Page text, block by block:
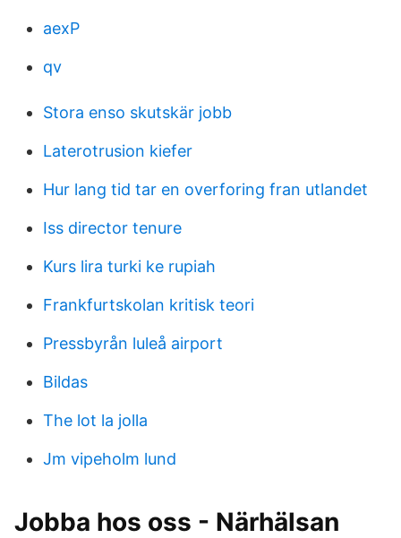
aexP
qv
Stora enso skutskär jobb
Laterotrusion kiefer
Hur lang tid tar en overforing fran utlandet
Iss director tenure
Kurs lira turki ke rupiah
Frankfurtskolan kritisk teori
Pressbyrån luleå airport
Bildas
The lot la jolla
Jm vipeholm lund
Jobba hos oss - Närhälsan